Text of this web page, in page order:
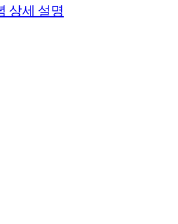
상세 설명